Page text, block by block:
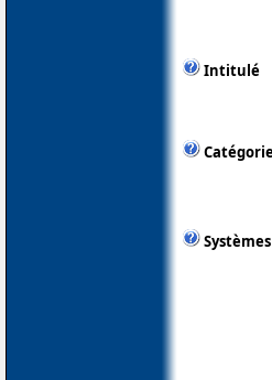
Intitulé